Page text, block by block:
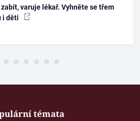
varuje lékař. Vyhněte se třem
i děti
témata